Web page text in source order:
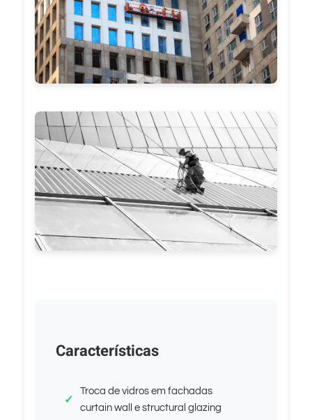
Características
Troca de vidros em fachadas
curtain wall e structural glazing